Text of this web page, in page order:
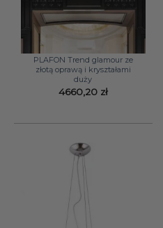
PLAFON Trend glamour ze
złotą oprawą i kryształami
duży
4660,20 zł